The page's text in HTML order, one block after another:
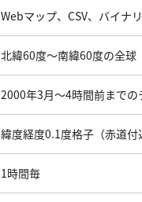
Webマップ、CSV、バイナ
北緯60度～南緯60度の全球
2000年3月～4時間前まで
緯度経度0.1度格子（赤道付
1時間毎